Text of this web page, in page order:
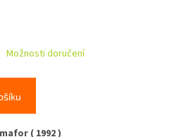
Možnosti doručení
( 1992 )